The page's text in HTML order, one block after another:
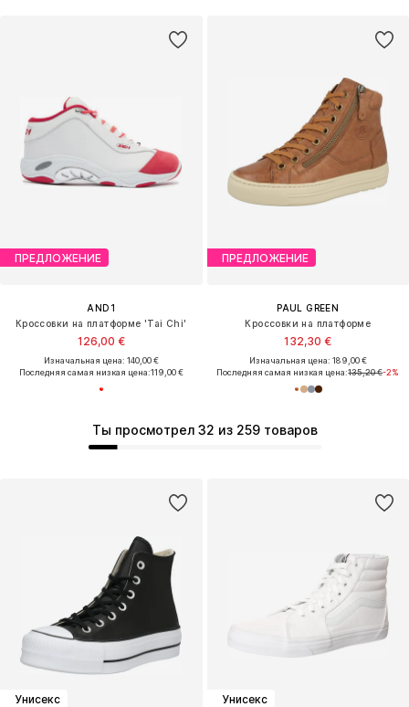
ПРЕДЛОЖЕНИЕ
AND1
Кроссовки на платформе 'Tai Chi'
126,00 €
Изначальная цена: 140,00 €
Последняя самая низкая цена:119,00 €
ПРЕДЛОЖЕНИЕ
PAUL GREEN
Кроссовки на платформе
132,30 €
Изначальная цена: 189,00 €
Последняя самая низкая цена:135,20 €-2%
Ты просмотрел 32 из 259 товаров
Унисекс
Унисекс